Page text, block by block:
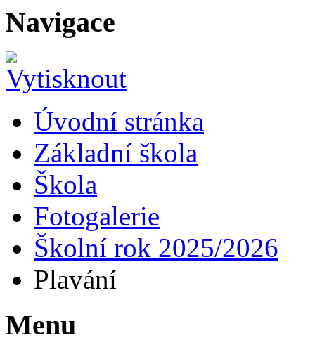
Navigace
Úvodní stránka
Základní škola
Škola
Fotogalerie
Školní rok 2025/2026
Plavání
Menu